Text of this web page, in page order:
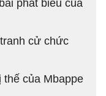
phát biểu của
cử chức
thế của Mbappe